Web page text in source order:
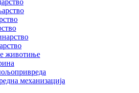
животиње
механизација